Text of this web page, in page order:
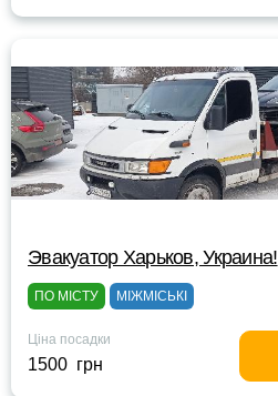
Эвакуатор Харьков, Украина!
ПО МІСТУ МІЖМІСЬКІ
Ціна посадки
1500 грн